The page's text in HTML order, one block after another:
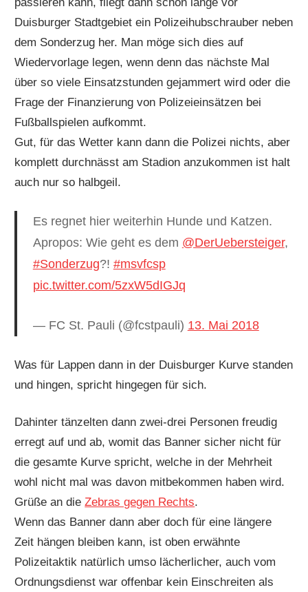
Duisburger Stadtgebiet ein Polizeihubschrauber neben
dem Sonderzug her. Man möge sich dies auf
Wiedervorlage legen, wenn denn das nächste Mal
über so viele Einsatzstunden gejammert wird oder die
Frage der Finanzierung von Polizeieinsätzen bei
Fußballspielen aufkommt.
Gut, für das Wetter kann dann die Polizei nichts, aber
komplett durchnässt am Stadion anzukommen ist halt
auch nur so halbgeil.
Es regnet hier weiterhin Hunde und Katzen.
Apropos: Wie geht es dem @DerUebersteiger,
#Sonderzug?! #msvfcsp
pic.twitter.com/5zxW5dIGJq
— FC St. Pauli (@fcstpauli) 13. Mai 2018
Was für Lappen dann in der Duisburger Kurve standen
und hingen, spricht hingegen für sich.
Dahinter tänzelten dann zwei-drei Personen freudig
erregt auf und ab, womit das Banner sicher nicht für
die gesamte Kurve spricht, welche in der Mehrheit
wohl nicht mal was davon mitbekommen haben wird.
Grüße an dieZebras gegen Rechts.
Wenn das Banner dann aber doch für eine längere
Zeit hängen bleiben kann, ist oben erwähnte
Polizeitaktik natürlich umso lächerlicher, auch vom
Ordnungsdienst war offenbar kein Einschreiten als